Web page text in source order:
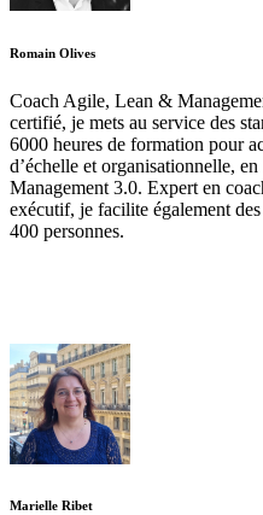
Romain Olives
Coach Agile, Lean &
certifié, je mets au service des
6000 heures de formation pour
d’échelle et organisationnelle,
Management 3.0. Expert en
exécutif, je facilite également
400 personnes.
Marielle Ribet